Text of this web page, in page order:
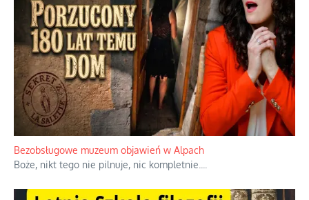
Niezwykłe wyścigi dawnych osadników w Palestynie
W 1938 roku, uwaga, 17% tych osadników niemieckich w
Palestynie było członkiem partii nazistowskiej i podczas II
wojny światowej byli internowani...